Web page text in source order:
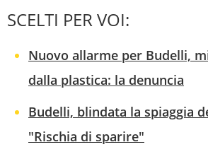
SCELTI PER VOI:
Nuovo allarme per Budelli,
dalla plastica: la denuncia
Budelli, blindata la spiaggia
"Rischia di sparire"